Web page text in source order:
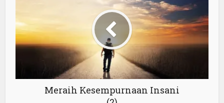
Meraih Kesempurnaan Insani